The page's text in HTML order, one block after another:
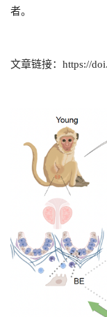
者。
文章链接： https://